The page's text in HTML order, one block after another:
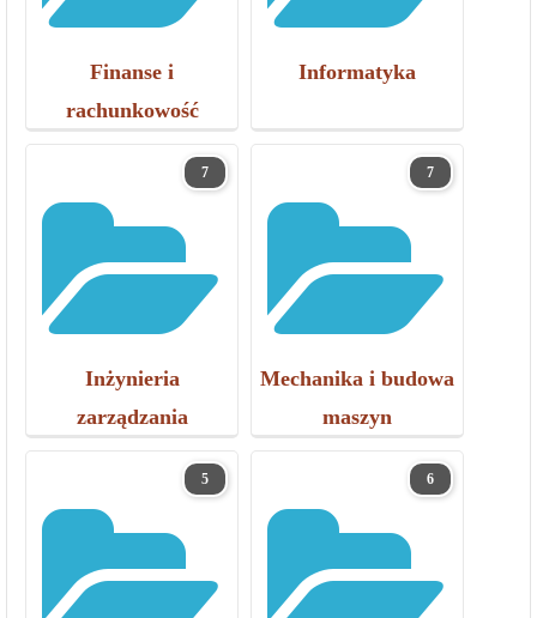
Finanse i
rachunkowość
Informatyka
7
Inżynieria
zarządzania
7
Mechanika i budowa
maszyn
5 6